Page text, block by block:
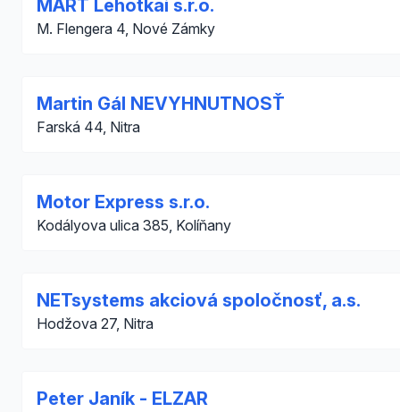
MART Lehotkai s.r.o.
M. Flengera 4, Nové Zámky
Martin Gál NEVYHNUTNOSŤ
Farská 44, Nitra
Motor Express s.r.o.
Kodályova ulica 385, Kolíňany
NETsystems akciová spoločnosť, a.s.
Hodžova 27, Nitra
Peter Janík - ELZAR